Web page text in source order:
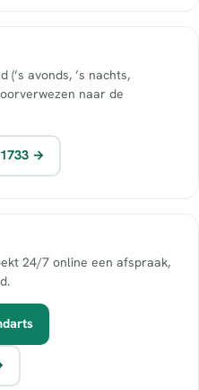
(’s avonds, ’s nachts,
naar de
→
24/7 online een afspraak,